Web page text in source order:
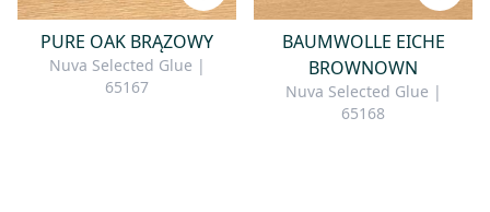
KONTAKT
PURE OAK BRĄZOWY
Nuva Selected Glue |
65167
BAUMWOLLE EICHE
BROWNOWN
Nuva Selected Glue |
65168